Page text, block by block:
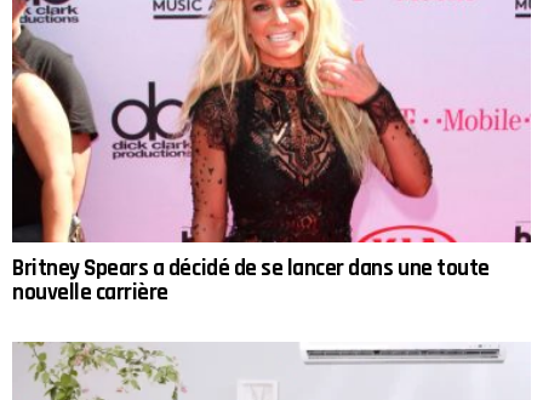
Britney Spears a décidé de se lancer dans une toute
nouvelle carrière